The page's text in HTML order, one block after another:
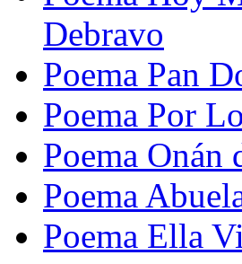
Debravo
Poema Pan
Poema Por
Poema Onán
Poema
Poema Ella